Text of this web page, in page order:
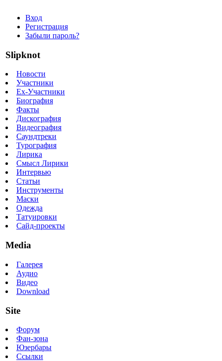
Вход
Регистрация
Забыли пароль?
Slipknot
Новости
Участники
Ex-Участники
Биография
Факты
Дискография
Видеография
Саундтреки
Турография
Лирика
Смысл Лирики
Интервью
Статьи
Инструменты
Маски
Одежда
Татуировки
Сайд-проекты
Media
Галерея
Аудио
Видео
Download
Site
Форум
Фан-зона
Юзербары
Ссылки